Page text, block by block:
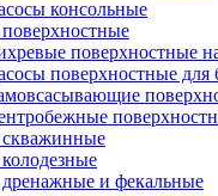
консольные
поверхностные
поверхностные для
и фекальные